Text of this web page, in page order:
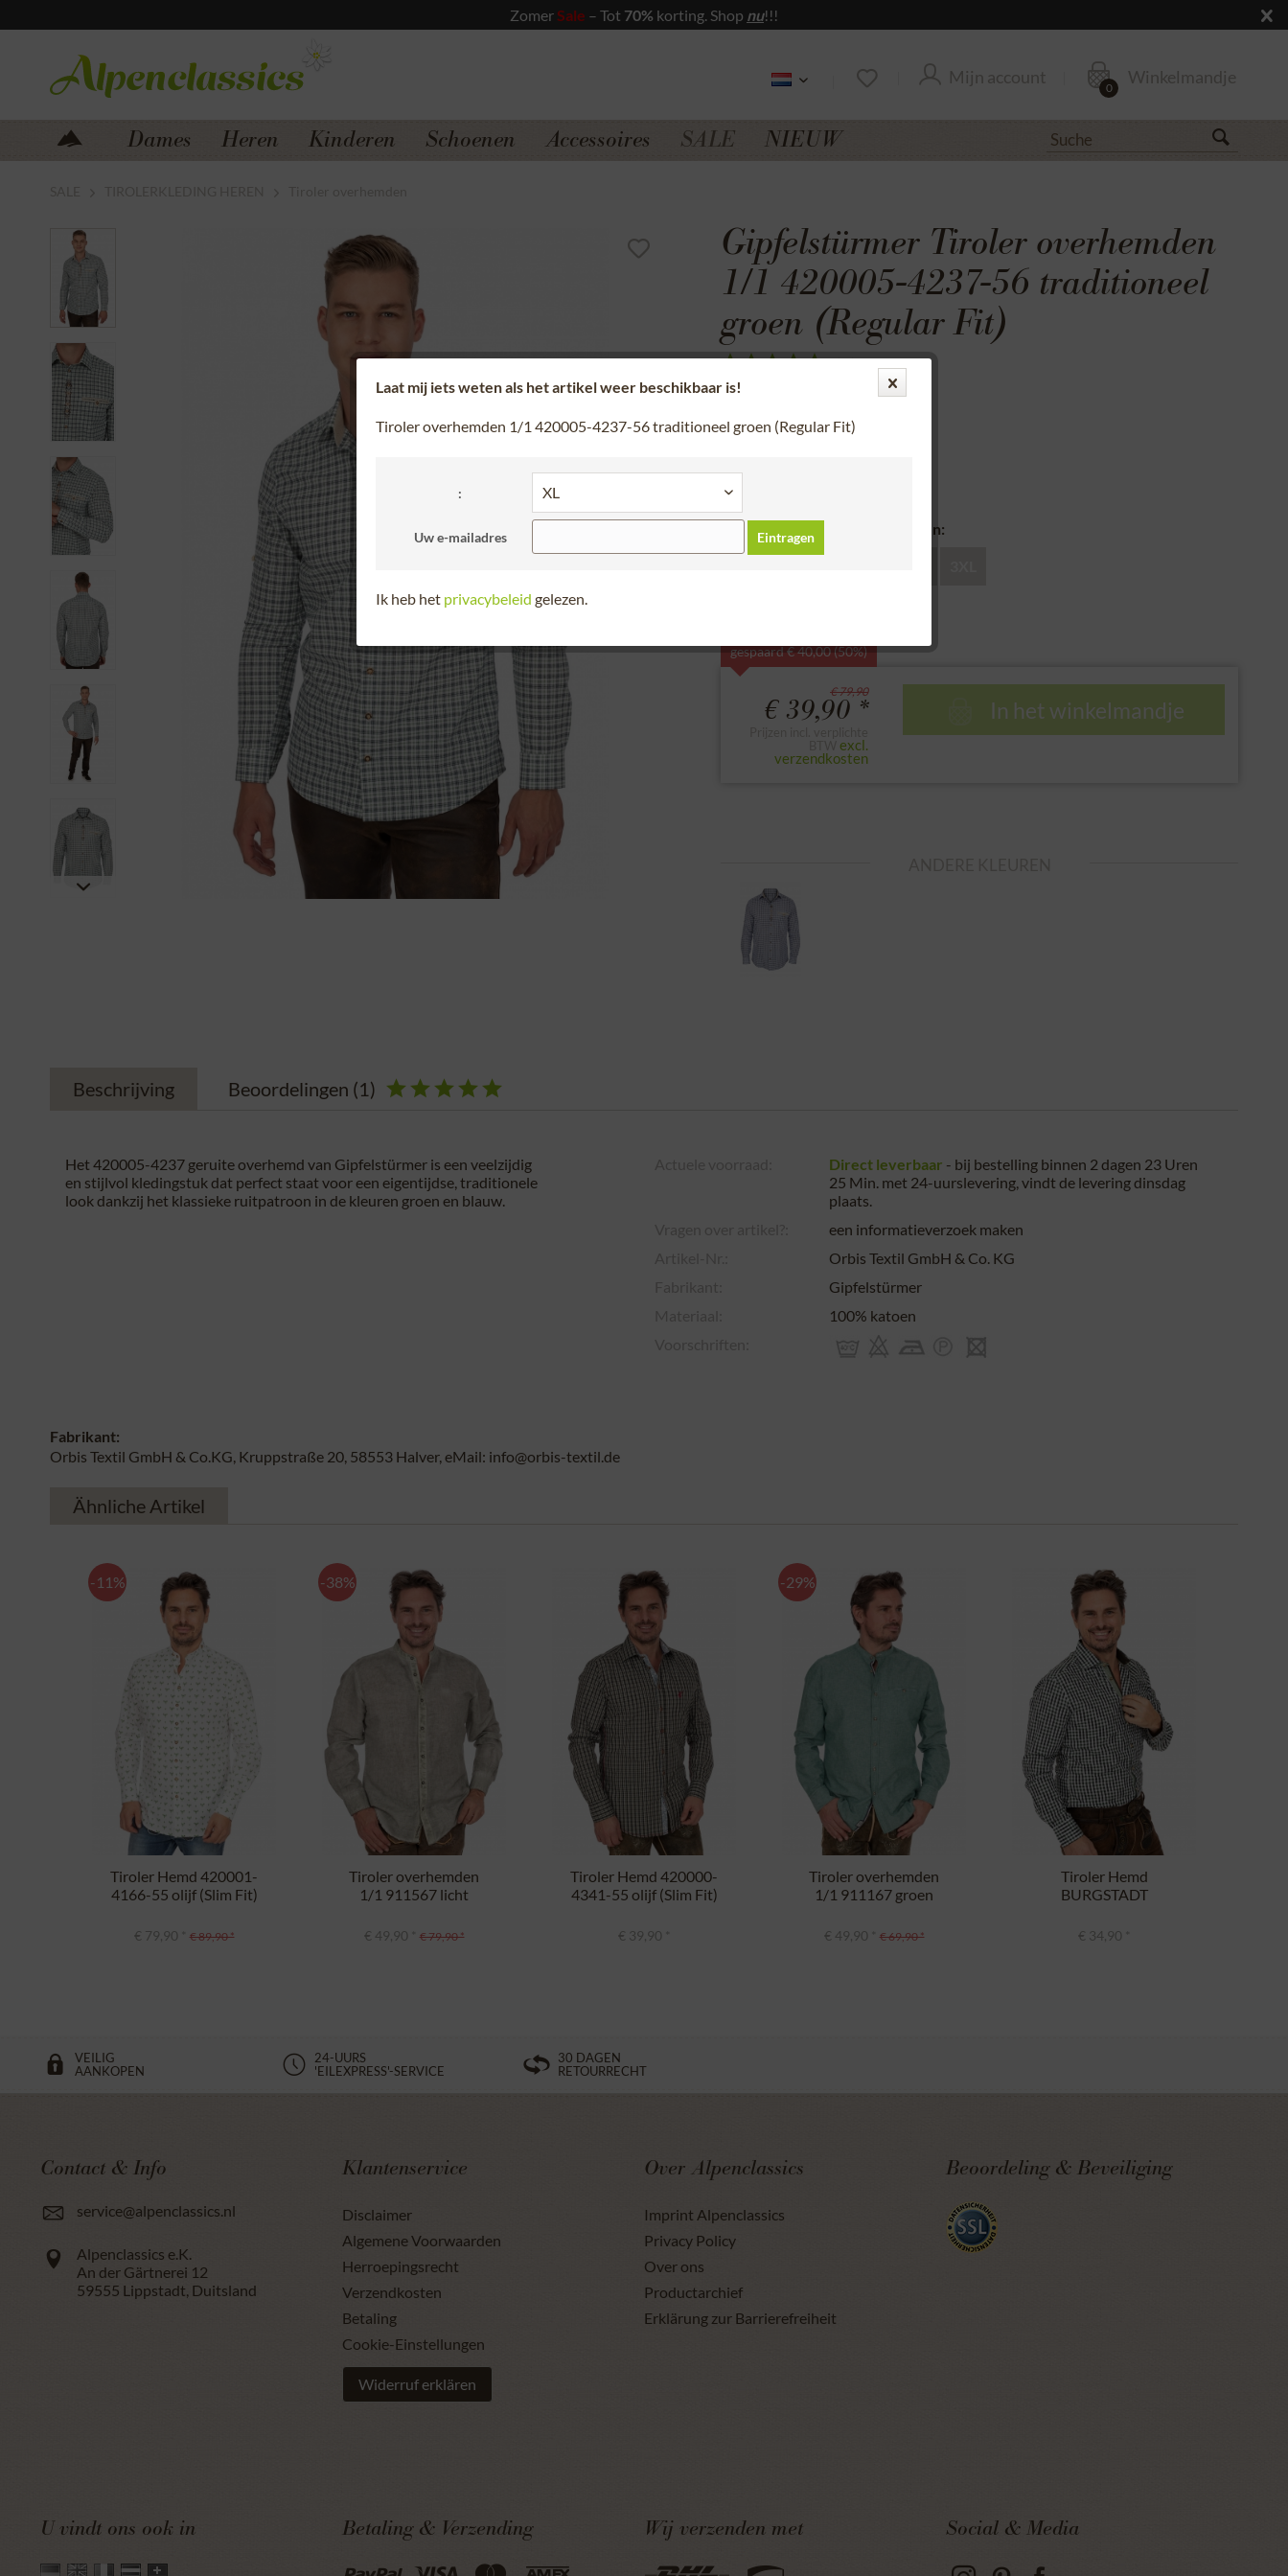
ZomerSale – Tot 70% korting. Shop nu!!!
Mijn account Winkelmandje
0
Dames Heren Kinderen Schoenen Accessoires SALE NIEUW
Gipfelstürmer Tiroler overhemden
1/1 420005-4237-56 traditioneel
groen (Regular Fit)
(1)
Veilig aankopen
A.u.b. de maat van blouse kiezen:
€ 79,90
€ 39,90 *
gespaard € 40,00 (50%)
excl.
verzendkosten
In het winkelmandje
Beschrijving Beoordelingen (1)
Het 420005-4237 geruite overhemd van Gipfelstürmer is een veelzijdig
en stijlvol kledingstuk dat perfect staat voor een eigentijdse, traditionele
look dankzij het klassieke ruitpatroon in de kleuren groen en blauw.
Direct leverbaar - bij bestelling binnen 2 dagen 23 Uren
25 Min. met 24-uurslevering, vindt de leveringdinsdag
plaats.
een informatieverzoek maken
Orbis Textil GmbH & Co. KG
Gipfelstürmer
100% katoen
Fabrikant:
Orbis Textil GmbH & Co.KG, Kruppstraße 20, 58553 Halver, eMail: info@orbis-textil.de
Ähnliche Artikel
-11%
Tiroler Hemd 420001-
4166-55 olijf (Slim Fit)
€ 79,90 * € 89,90 *
-38%
Tiroler overhemden
1/1 911567 licht
€ 49,90 * € 79,90 *
Tiroler Hemd 420000-
4341-55 olijf (Slim Fit)
€ 39,90 *
-29%
Tiroler overhemden
1/1 911167 groen
€ 49,90 * € 69,90 *
Tiroler Hemd
BURGSTADT
€ 34,90 *
VEILIG
AANKOPEN
24-UURS
'EILEXPRESS'-SERVICE
30 DAGEN
RETOURRECHT
Contact & Info
service@alpenclassics.nl
Alpenclassics e.K.
An der Gärtnerei 12
59555 Lippstadt, Duitsland
Klantenservice
Disclaimer
Algemene Voorwaarden
Herroepingsrecht
Verzendkosten
Betaling
Cookie-Einstellungen
Widerruf erklären
Over Alpenclassics
Imprint Alpenclassics
Privacy Policy
Over ons
Productarchief
Erklärung zur Barrierefreiheit
Beoordeling & Beveiliging
U vindt ons ook in Betaling & Verzending Wij verzenden met Social & Media
Laat mij iets weten als het artikel weer beschikbaar is!
Tiroler overhemden 1/1 420005-4237-56 traditioneel groen (Regular Fit)
:
Uw e-mailadres Eintragen
Ik heb het privacybeleid gelezen.